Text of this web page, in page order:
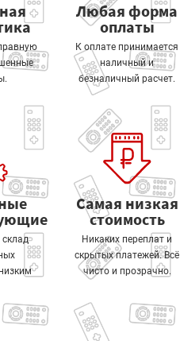
Любая форма
оплаты
К оплате принимается
наличный и
безналичный расчет.
Самая низкая
стоимость
Никаких переплат и
скрытых платежей. Всё
чисто и прозрачно.